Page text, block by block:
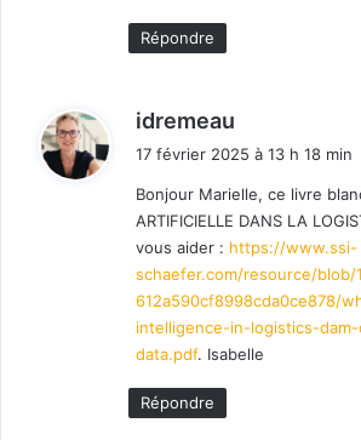
Répondre
idremeau
17 février 2025 à 13 h 18 min
Bonjour Marielle, ce livre blanc
ARTIFICIELLE DANS LA
vous aider : https://www.ssi-
schaefer.com/resource/blob/
612a590cf8998cda0ce878/
intelligence-in-logistics-
data.pdf. Isabelle
Répondre